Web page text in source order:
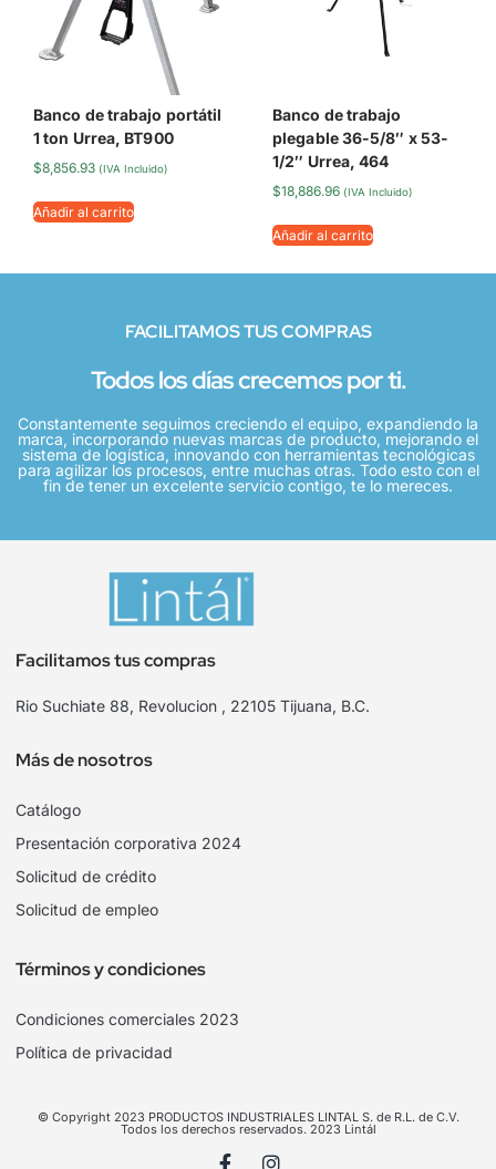
Banco de trabajo portátil
1 ton Urrea, BT900
$8,856.93 (IVA Incluido)
Añadir al carrito
Banco de trabajo
plegable 36-5/8″ x 53-
1/2″ Urrea, 464
$18,886.96 (IVA Incluido)
Añadir al carrito
FACILITAMOS TUS COMPRAS
Todos los días crecemos por ti.
Constantemente seguimos creciendo el equipo, expandiendo la
marca, incorporando nuevas marcas de producto, mejorando el
sistema de logística, innovando con herramientas tecnológicas
para agilizar los procesos, entre muchas otras. Todo esto con el
fin de tener un excelente servicio contigo, te lo mereces.
Facilitamos tus compras
Rio Suchiate 88, Revolucion , 22105 Tijuana, B.C.
Más de nosotros
Catálogo
Presentación corporativa 2024
Solicitud de crédito
Solicitud de empleo
Términos y condiciones
Condiciones comerciales 2023
Política de privacidad
© Copyright 2023 PRODUCTOS INDUSTRIALES LINTAL S. de R.L. de C.V.
Todos los derechos reservados. 2023 Lintál